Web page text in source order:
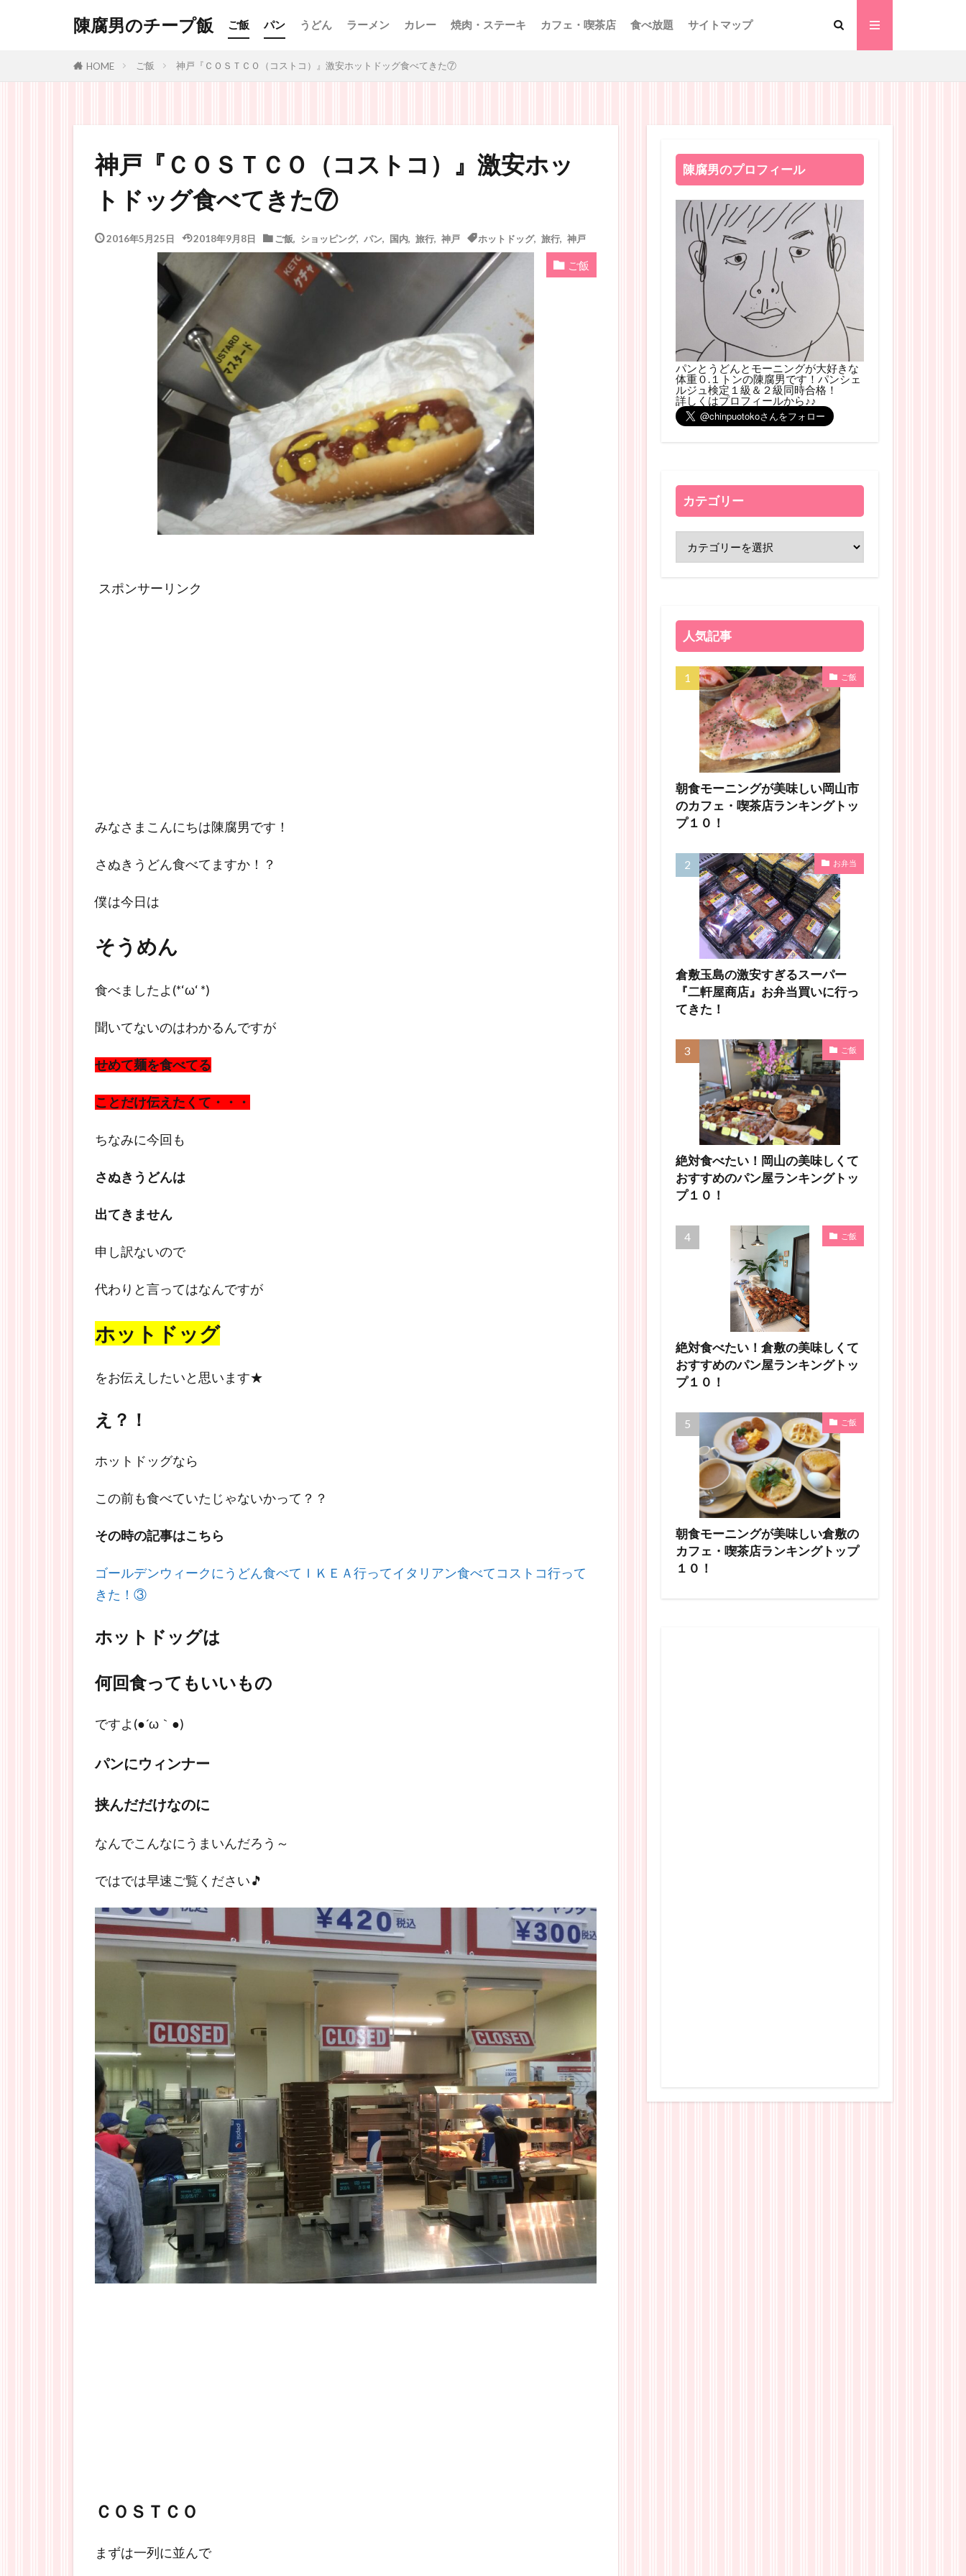
陳腐男のチープ飯 ご飯 パン うどん ラーメン カレー 焼肉・ステーキ カフェ・喫茶店 食べ放題 サイトマップ
HOME ご飯 神戸『ＣＯＳＴＣＯ（コストコ）』激安ホットドッグ食べてきた⑦
神戸『ＣＯＳＴＣＯ（コストコ）』激安ホッ
トドッグ食べてきた⑦
2016年5月25日 2018年9月8日 ご飯 ショッピング, パン, 国内, 旅行, 神戸 ホットドッグ, 旅行 神戸
ご飯
スポンサーリンク
みなさまこんにちは陳腐男です！
さぬきうどん食べてますか！？
僕は今日は
そうめん
食べましたよ(*‘ω‘ *)
聞いてないのはわかるんですが
せめて麺を食べてる
ことだけ伝えたくて・・・
ちなみに今回も
さぬきうどんは
出てきません
申し訳ないので
代わりと言ってはなんですが
ホットドッグ
をお伝えしたいと思います★
え？！
ホットドッグなら
この前も食べていたじゃないかって？？
その時の記事はこちら
ゴールデンウィークにうどん食べてＩＫＥＡ行ってイタリアン食べてコストコ行って
きた！③
ホットドッグは
何回食ってもいいもの
ですよ(●´ω｀●)
パンにウィンナー
挟んだだけなのに
なんでこんなにうまいんだろう～
ではでは早速ご覧ください🎵
ＣＯＳＴＣＯ
まずは一列に並んで
陳腐男のプロフィール
パンとうどんとモーニングが大好きな
体重０.１トンの陳腐男です！パンシェ
ルジュ検定１級＆２級同時合格！
詳しくはプロフィールから♪♪
カテゴリー
人気記事
ご飯
朝食モーニングが美味しい岡山市
のカフェ・喫茶店ランキングトッ
プ１０！
お弁当
倉敷玉島の激安すぎるスーパー
『二軒屋商店』お弁当買いに行っ
てきた！
ご飯
絶対食べたい！岡山の美味しくて
おすすめのパン屋ランキングトッ
プ１０！
ご飯
絶対食べたい！倉敷の美味しくて
おすすめのパン屋ランキングトッ
プ１０！
ご飯
朝食モーニングが美味しい倉敷の
カフェ・喫茶店ランキングトップ
１０！